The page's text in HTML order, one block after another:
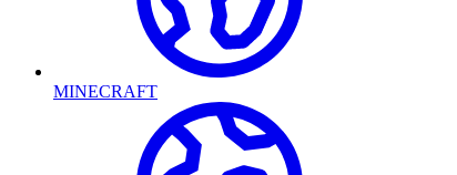
MINECRAFT